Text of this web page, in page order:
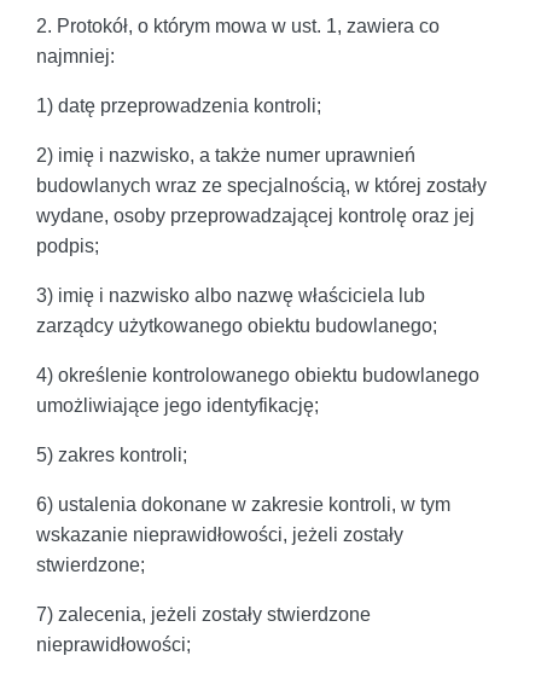
2. Protokół, o którym mowa w ust. 1, zawiera co
najmniej:
1) datę przeprowadzenia kontroli;
2) imię i nazwisko, a także numer uprawnień
budowlanych wraz ze specjalnością, w której zostały
wydane, osoby przeprowadzającej kontrolę oraz jej
podpis;
3) imię i nazwisko albo nazwę właściciela lub
zarządcy użytkowanego obiektu budowlanego;
4) określenie kontrolowanego obiektu budowlanego
umożliwiające jego identyfikację;
5) zakres kontroli;
6) ustalenia dokonane w zakresie kontroli, w tym
wskazanie nieprawidłowości, jeżeli zostały
stwierdzone;
7) zalecenia, jeżeli zostały stwierdzone
nieprawidłowości;